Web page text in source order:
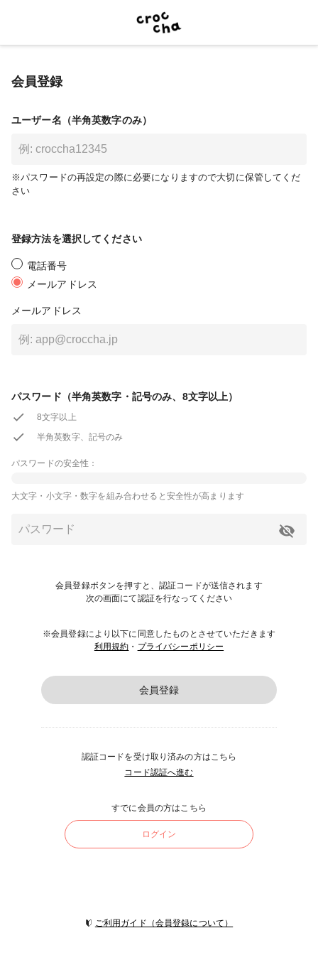
会員登録
ユーザー名（半角英数字のみ）
※パスワードの再設定の際に必要になりますので大切に保管してくだ
さい
登録方法を選択してください
電話番号
メールアドレス
メールアドレス
パスワード（半角英数字・記号のみ、8文字以上）
8文字以上
半角英数字、記号のみ
パスワードの安全性：
大文字・小文字・数字を組み合わせると安全性が高まります
会員登録ボタンを押すと、認証コードが送信されます
次の画面にて認証を行なってください
※会員登録により以下に同意したものとさせていただきます
利用規約 ・ プライバシーポリシー
会員登録
認証コードを受け取り済みの方はこちら
コード認証へ進む
すでに会員の方はこちら
ログイン
ご利用ガイド（会員登録について）